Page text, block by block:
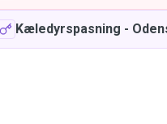
Kæledyrspasning -